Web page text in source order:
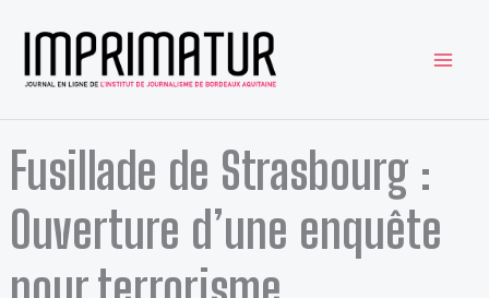
Fusillade de Strasbourg :
Ouverture d’une enquête